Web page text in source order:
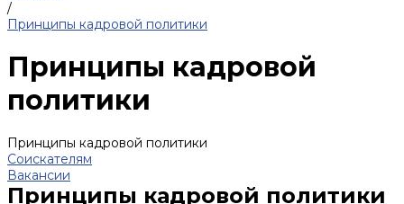
/
Принципы кадровой политики
Принципы кадровой
политики
Принципы кадровой политики
Соискателям
Вакансии
Принципы кадровой политики